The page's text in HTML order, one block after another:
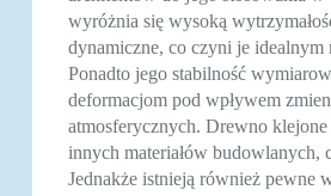
wyróżnia się wysoką
dynamiczne, co czyni je idealnym
Ponadto jego stabilność
deformacjom pod wpływem
atmosferycznych. Drewno
innych materiałów budowlanych,
Jednakże istnieją również pewne